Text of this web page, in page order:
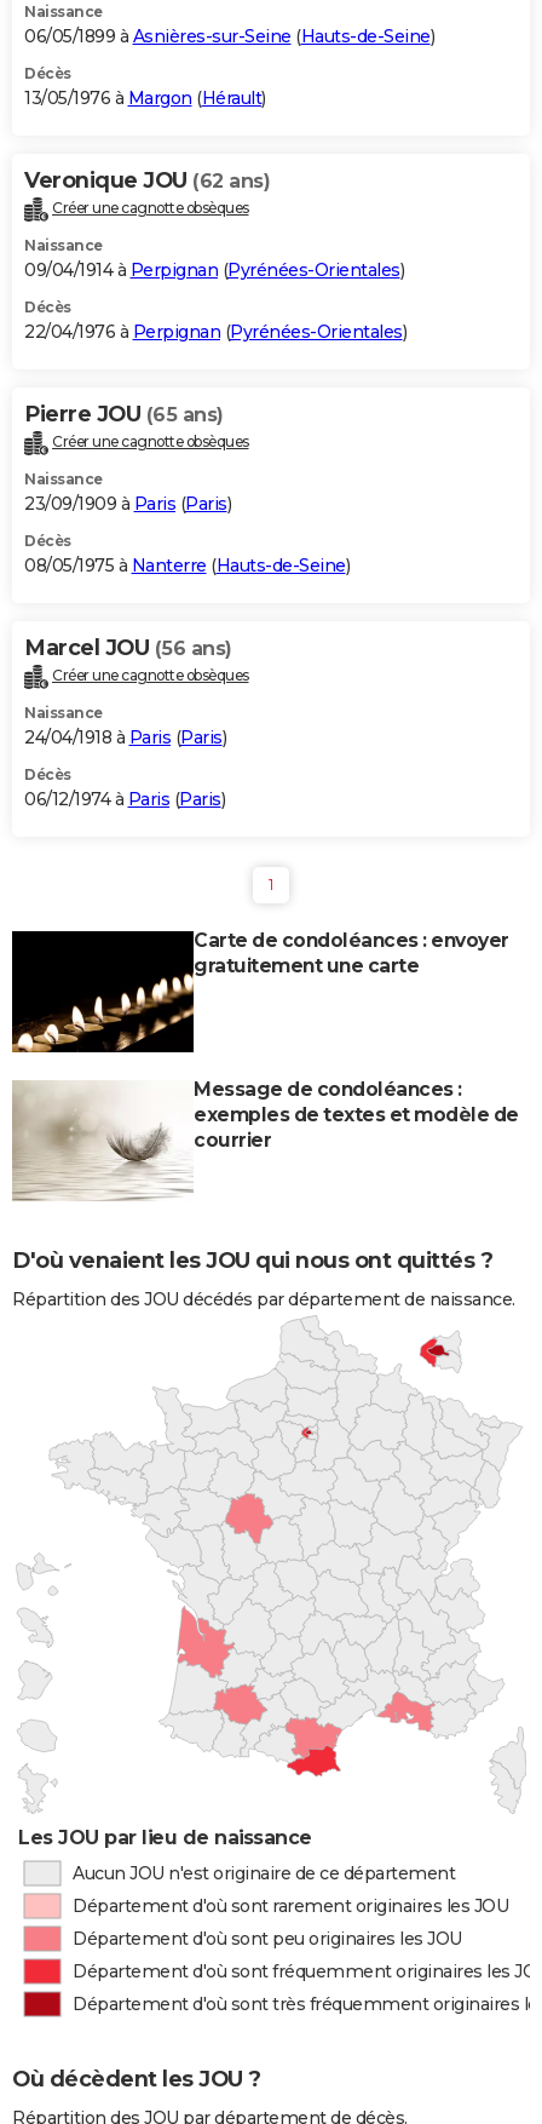
Naissance
06/05/1899 à Asnières-sur-Seine (Hauts-de-Seine)
Décès
13/05/1976 à Margon (Hérault)
Veronique JOU (62 ans)
Créer une cagnotte obsèques
Naissance
09/04/1914 à Perpignan (Pyrénées-Orientales)
Décès
22/04/1976 à Perpignan (Pyrénées-Orientales)
Pierre JOU (65 ans)
Créer une cagnotte obsèques
Naissance
23/09/1909 à Paris (Paris)
Décès
08/05/1975 à Nanterre (Hauts-de-Seine)
Marcel JOU (56 ans)
Créer une cagnotte obsèques
Naissance
24/04/1918 à Paris (Paris)
Décès
06/12/1974 à Paris (Paris)
1
Carte de condoléances : envoyer
gratuitement une carte
Message de condoléances :
exemples de textes et modèle de
courrier
D'où venaient les JOU qui nous ont quittés ?
Répartition des JOU décédés par département de naissance.
Les JOU par lieu de naissance
Aucun JOU n'est originaire de ce département
Département d'où sont rarement originaires les JOU
Département d'où sont peu originaires les JOU
Département d'où sont fréquemment originaires les
Département d'où sont très fréquemment originaires
Où décèdent les JOU ?
Répartition des JOU par département de décès.